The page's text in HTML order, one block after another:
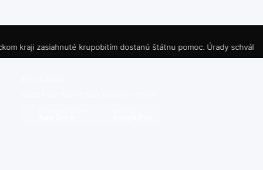
krupobitím dostanú štátnu pomoc. Úrady schválili 250-tisíc